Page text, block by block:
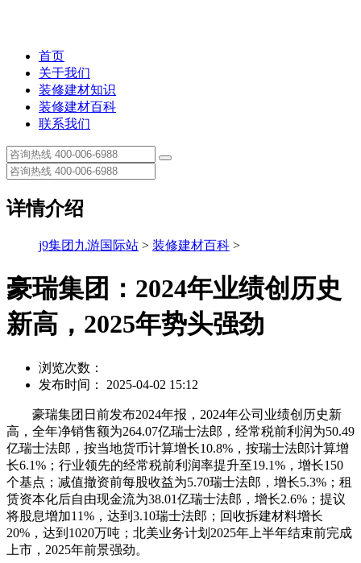
首页
关于我们
装修建材知识
装修建材百科
联系我们
详情介绍
j9集团九游国际站 > 装修建材百科 >
豪瑞集团：2024年业绩创历史
新高，2025年势头强劲
浏览次数：
发布时间： 2025-04-02 15:12
豪瑞集团日前发布2024年报，2024年公司业绩创历史新
高，全年净销售额为264.07亿瑞士法郎，经常税前利润为50.49
亿瑞士法郎，按当地货币计算增长10.8%，按瑞士法郎计算增
长6.1%；行业领先的经常税前利润率提升至19.1%，增长150
个基点；减值撤资前每股收益为5.70瑞士法郎，增长5.3%；租
赁资本化后自由现金流为38.01亿瑞士法郎，增长2.6%；提议
将股息增加11%，达到3.10瑞士法郎；回收拆建材料增长
20%，达到1020万吨；北美业务计划2025年上半年结束前完成
上市，2025年前景强劲。